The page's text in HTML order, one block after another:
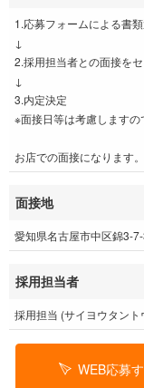
1.応募フォームによる書
↓
2.採用担当者との面接を
↓
3.内定決定
※面接日等は考慮しますの
お店での面接になります。
面接地
愛知県名古屋市中区錦3-
採用担当者
採用担当 (サイヨウタント
WEB応募